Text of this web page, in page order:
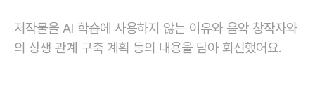
저작물을 AI 학습에 사용하지 않는 이유와 음악 창작자와
의 상생 관계 구축 계획 등의 내용을 담아 회신했어요.